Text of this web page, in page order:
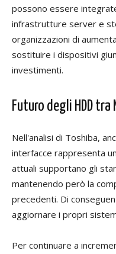
possono essere
infrastrutture server e
organizzazioni di
sostituire i dispositivi
investimenti.
Futuro degli HDD tra
Nell'analisi di Toshiba,
interfacce rappresenta
attuali supportano gli
mantenendo però la
precedenti. Di
aggiornare i propri
Per continuare a